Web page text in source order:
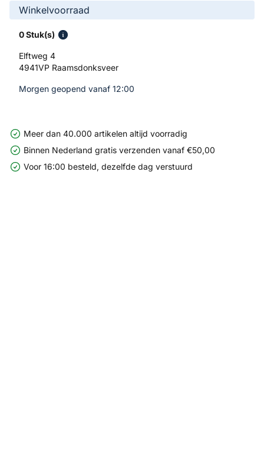
Winkelvoorraad
0 Stuk(s)
Elftweg 4
4941VP Raamsdonksveer
Morgen geopend vanaf 12:00
Meer dan 40.000 artikelen altijd voorradig
Binnen Nederland gratis verzenden vanaf €50,00
Voor 16:00 besteld, dezelfde dag verstuurd